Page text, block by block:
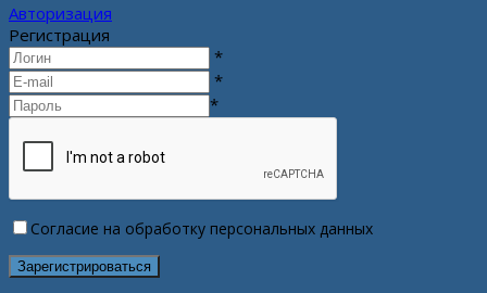
Авторизация
Регистрация
*
*
*
Согласие на обработку персональных данных